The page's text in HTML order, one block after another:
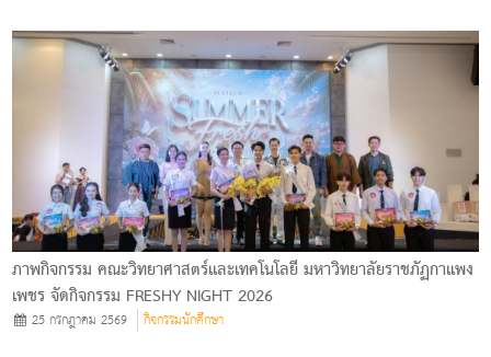
ภาพกิจกรรม คณะวิทยาศาสตร์และเทคโนโลยี มหาวิทยาลัยราชภัฏกาแพง
เพชร จัดกิจกรรม FRESHY NIGHT 2026
25 กรกฎาคม 2569 กิจกรรมนักศึกษา